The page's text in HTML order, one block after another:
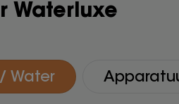
Waterluxe
Water